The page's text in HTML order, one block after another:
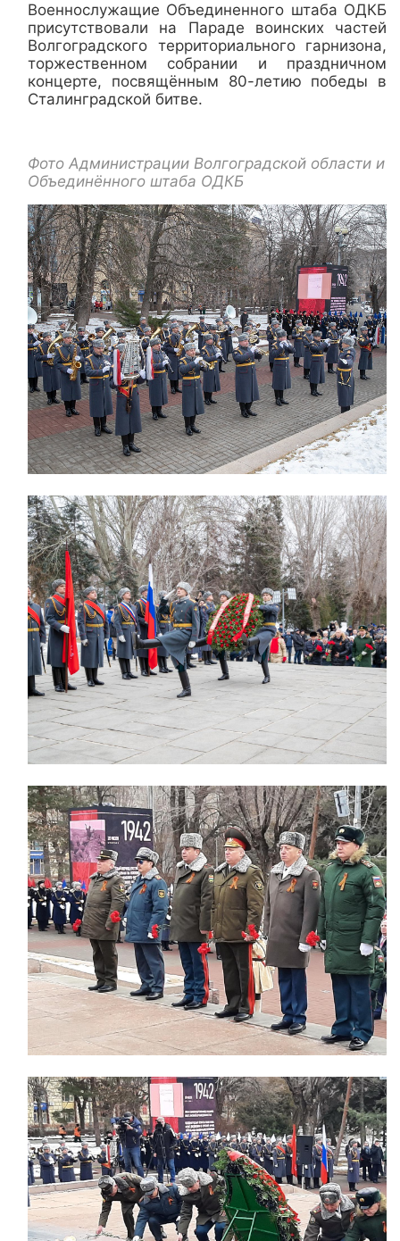
Военнослужащие Объединенного штаба ОДКБ
присутствовали на Параде воинских частей
Волгоградского территориального гарнизона,
торжественном собрании и праздничном
концерте, посвящённым 80-летию победы в
Сталинградской битве.
Фото Администрации Волгоградской области и
Объединённого штаба ОДКБ